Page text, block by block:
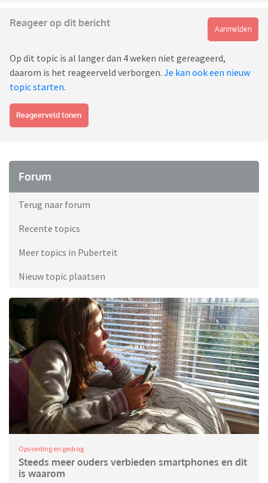
Reageer op dit bericht
Aanmelden
Op dit topic is al langer dan 4 weken niet gereageerd,
daarom is het reageerveld verborgen. Je kan ook een nieuw
topic starten.
Reageerveld tonen
Forum
Terug naar forum
Recente topics
Meer topics in Puberteit
Nieuw topic plaatsen
Opvoeding en gedrag
Steeds meer ouders verbieden smartphones en dit
is waarom